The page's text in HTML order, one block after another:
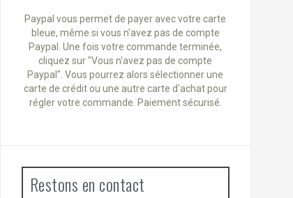
Paypal vous permet de payer avec votre carte
bleue, même si vous n'avez pas de compte
Paypal. Une fois votre commande terminée,
cliquez sur "Vous n'avez pas de compte
Paypal". Vous pourrez alors sélectionner une
carte de crédit ou une autre carte d'achat pour
régler votre commande. Paiement sécurisé.
Restons en contact